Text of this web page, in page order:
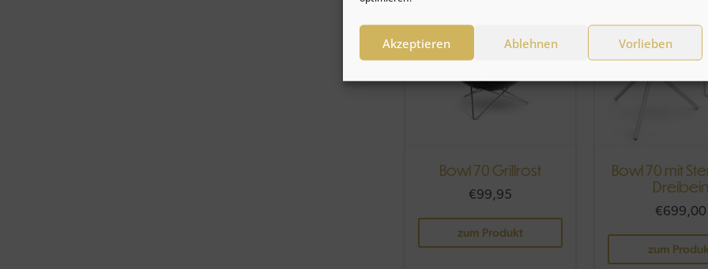
Akzeptieren Ablehnen Vorlieben
Bowl 70 Grillrost
€99,95
zum Produkt
Bowl 70 mit
Dreibein
€699,00
zum